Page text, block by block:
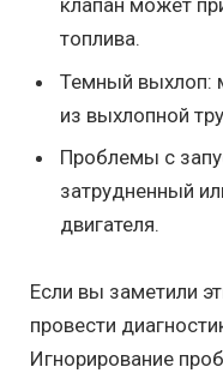
клапан может
топлива.
Темный выхлоп:
из выхлопной
Проблемы с
затрудненный
двигателя.
Если вы заметили
провести
Игнорирование